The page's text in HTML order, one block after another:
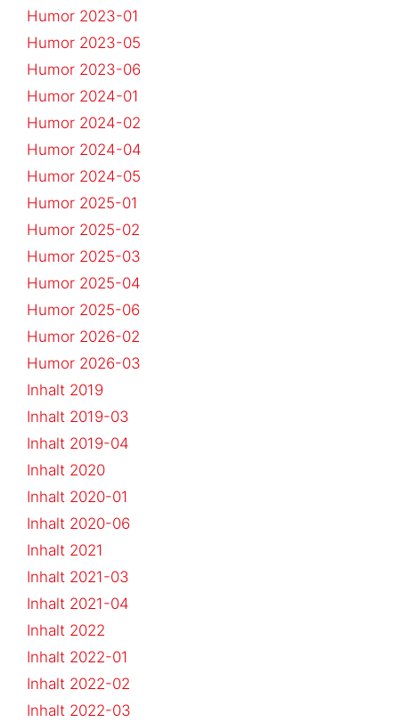
Humor 2023-01
Humor 2023-05
Humor 2023-06
Humor 2024-01
Humor 2024-02
Humor 2024-04
Humor 2024-05
Humor 2025-01
Humor 2025-02
Humor 2025-03
Humor 2025-04
Humor 2025-06
Humor 2026-02
Humor 2026-03
Inhalt 2019
Inhalt 2019-03
Inhalt 2019-04
Inhalt 2020
Inhalt 2020-01
Inhalt 2020-06
Inhalt 2021
Inhalt 2021-03
Inhalt 2021-04
Inhalt 2022
Inhalt 2022-01
Inhalt 2022-02
Inhalt 2022-03